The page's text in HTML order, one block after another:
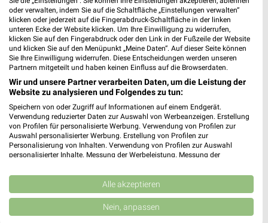
Gültig bis Sa. 08.08. Gültig bis Sa. 08.08.
toom Baumarkt
14,4 km
XXXLutz
14,4 km
oder verwalten, indem Sie auf die Schaltfläche „Einstellungen verwalten“
klicken oder jederzeit auf die Fingerabdruck-Schaltfläche in der linken
unteren Ecke der Website klicken. Um Ihre Einwilligung zu widerrufen,
klicken Sie auf den Fingerabdruck oder den Link in der Fußzeile der Website
und klicken Sie auf den Menüpunkt „Meine Daten“. Auf dieser Seite können
Sie Ihre Einwilligung widerrufen. Diese Entscheidungen werden unseren
Partnern mitgeteilt und haben keinen Einfluss auf die Browserdaten.
Wir und unsere Partner verarbeiten Daten, um die Leistung der
Website zu analysieren und Folgendes zu tun:
Speichern von oder Zugriff auf Informationen auf einem Endgerät.
Verwendung reduzierter Daten zur Auswahl von Werbeanzeigen. Erstellung
von Profilen für personalisierte Werbung. Verwendung von Profilen zur
Auswahl personalisierter Werbung. Erstellung von Profilen zur
Personalisierung von Inhalten. Verwendung von Profilen zur Auswahl
personalisierter Inhalte. Messung der Werbeleistung. Messung der
Kombinationen von Daten aus verschiedenen Quellen. Entwicklung und
Verbesserung der Angebote. Verwendung reduzierter Daten zur Auswahl
von Inhalten.
Daten können außerhalb der Europäischen Union weitergegeben und in die
Alle akzeptieren
Nein, anpassen